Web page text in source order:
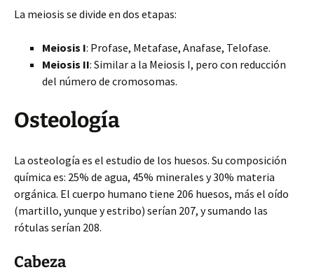
La meiosis se divide en dos etapas:
Meiosis I: Profase, Metafase, Anafase, Telofase.
Meiosis II: Similar a la Meiosis I, pero con reducción
del número de cromosomas.
Osteología
La osteología es el estudio de los huesos. Su composición
química es: 25% de agua, 45% minerales y 30% materia
orgánica. El cuerpo humano tiene 206 huesos, más el oído
(martillo, yunque y estribo) serían 207, y sumando las
rótulas serían 208.
Cabeza